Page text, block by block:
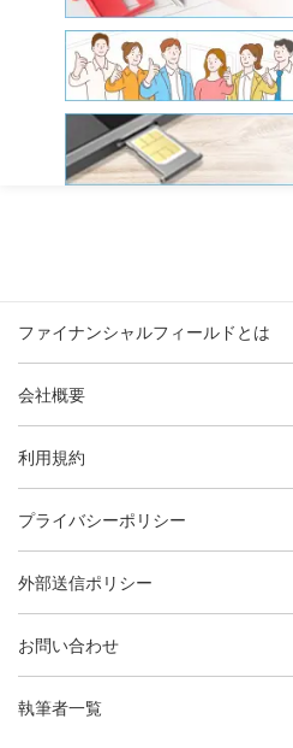
ファイナンシャルフィールドとは
会社概要
利用規約
プライバシーポリシー
外部送信ポリシー
お問い合わせ
執筆者一覧